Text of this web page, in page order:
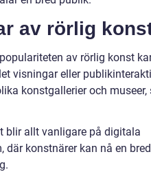
av rörlig
av rörlig konst
visningar eller
konstgallerier och museer,
blir allt vanligare på digitala
konstnärer kan nå en